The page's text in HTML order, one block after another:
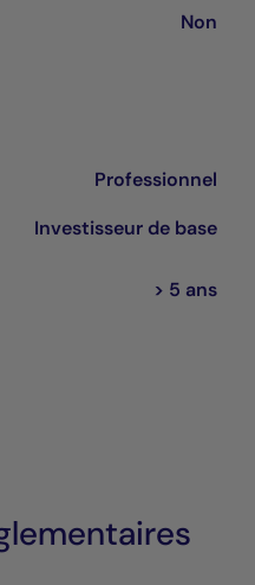
Non
Professionnel
Investisseur de base
> 5 ans